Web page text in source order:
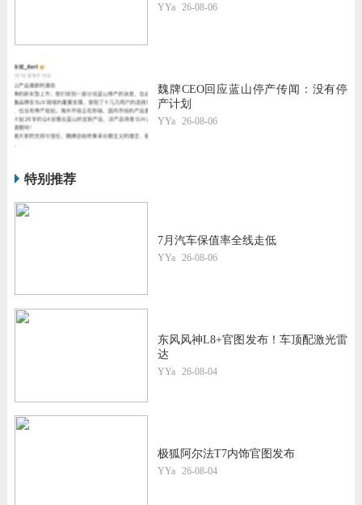
YYa 26-08-06
魏牌CEO回应蓝山停产传闻：没有停
产计划
YYa 26-08-06
特别推荐
7月汽车保值率全线走低
YYa 26-08-06
东风风神L8+官图发布！车顶配激光雷
达
YYa 26-08-04
极狐阿尔法T7内饰官图发布
YYa 26-08-04